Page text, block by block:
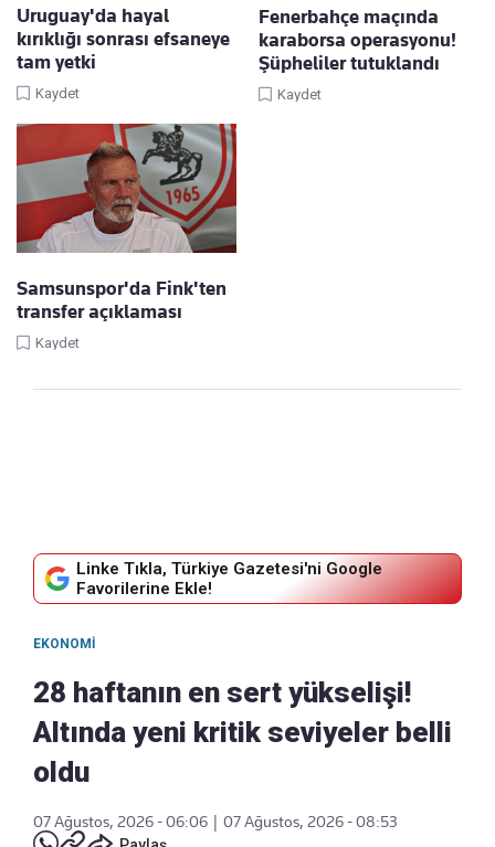
Uruguay'da hayal
kırıklığı sonrası efsaneye
tam yetki
Kaydet
Fenerbahçe maçında
karaborsa operasyonu!
Şüpheliler tutuklandı
Kaydet
Samsunspor'da Fink'ten
transfer açıklaması
Kaydet
Linke Tıkla, Türkiye Gazetesi'ni Google
Favorilerine Ekle!
EKONOMI
28 haftanın en sert yükselişi!
Altında yeni kritik seviyeler belli
oldu
07 Ağustos, 2026 - 06:06
07 Ağustos, 2026 - 08:53